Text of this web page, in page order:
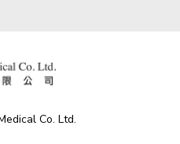
Co. Ltd.